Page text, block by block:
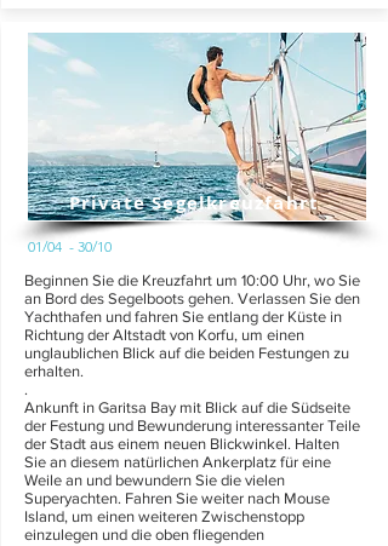
Private Segelkreuzfahrt
01/04 - 30/10
Beginnen Sie die Kreuzfahrt um 10:00 Uhr, wo Sie
an Bord des Segelboots gehen. Verlassen Sie den
Yachthafen und fahren Sie entlang der Küste in
Richtung der Altstadt von Korfu, um einen
unglaublichen Blick auf die beiden Festungen zu
erhalten.
.
Ankunft in Garitsa Bay mit Blick auf die Südseite
der Festung und Bewunderung interessanter Teile
der Stadt aus einem neuen Blickwinkel. Halten
Sie an diesem natürlichen Ankerplatz für eine
Weile an und bewundern Sie die vielen
Superyachten. Fahren Sie weiter nach Mouse
Island, um einen weiteren Zwischenstopp
einzulegen und die oben fliegenden